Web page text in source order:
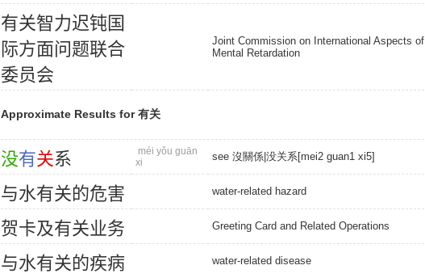
有关智力迟钝 国
际方面问题联合
委员会
Joint Commission on International Aspects of
Mental Retardation
Approximate Results for 有关
没有关系
méi yǒu guān
xi
see 沒關係|没关系[mei2 guan1 xi5]
与水有关的危害 water-related hazard
贺卡及有关业务 Greeting Card and Related Operations
与水有关的疾病 water-related disease